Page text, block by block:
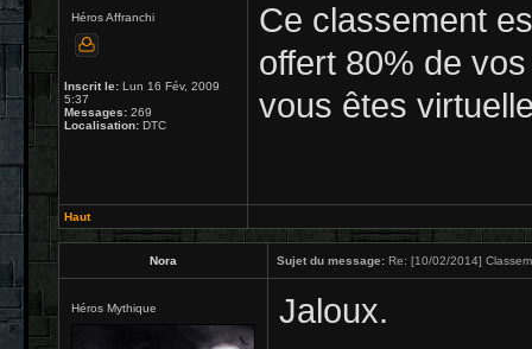
Héros Affranchi
Inscrit le: Lun 16 Fév, 2009
5:37
Messages: 269
Localisation: DTC
Ce classement
offert 80% de
vous êtes
Haut
Nora Sujet du message: Re: [10/02/2014]
Héros Mythique Jaloux.